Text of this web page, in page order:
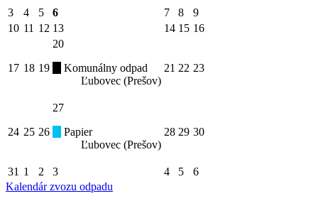
3 4 5 6 7 8
9
10 11 12 13 14 15 16
17 18 19
20
Komunálny odpad
Ľubovec (Prešov)
21 22 23
24 25 26
27
Papier
Ľubovec (Prešov)
28 29 30
31 1 2 3 4 5
6
Kalendár zvozu odpadu